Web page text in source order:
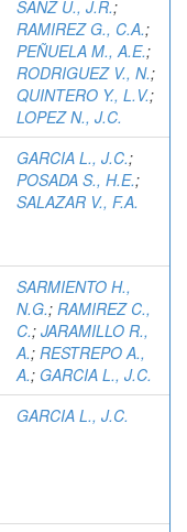
SANZ U., J.R.;
RAMIREZ G., C.A.;
PEÑUELA M., A.E.;
RODRIGUEZ V., N.;
QUINTERO Y., L.V.;
LOPEZ N., J.C.
GARCIA L., J.C.;
POSADA S., H.E.;
SALAZAR V., F.A.
SARMIENTO H.,
N.G.; RAMIREZ C.,
C.; JARAMILLO R.,
A.; RESTREPO A.,
A.; GARCIA L., J.C.
GARCIA L., J.C.